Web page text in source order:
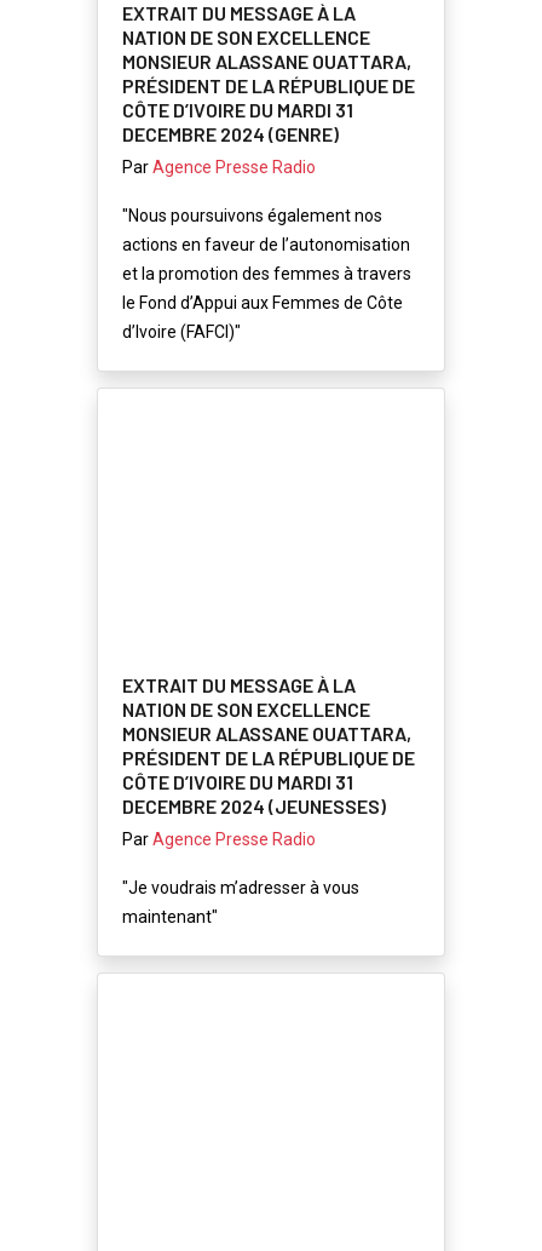
EXTRAIT DU MESSAGE À LA
NATION DE SON EXCELLENCE
MONSIEUR ALASSANE OUATTARA,
PRÉSIDENT DE LA RÉPUBLIQUE DE
CÔTE D’IVOIRE DU MARDI 31
DECEMBRE 2024 (GENRE)
ParAgence Presse Radio
"Nous poursuivons également nos
actions en faveur de l’autonomisation
et la promotion des femmes à travers
le Fond d’Appui aux Femmes de Côte
d’Ivoire (FAFCI)"
EXTRAIT DU MESSAGE À LA
NATION DE SON EXCELLENCE
MONSIEUR ALASSANE OUATTARA,
PRÉSIDENT DE LA RÉPUBLIQUE DE
CÔTE D’IVOIRE DU MARDI 31
DECEMBRE 2024 (JEUNESSES)
ParAgence Presse Radio
"Je voudrais m’adresser à vous
maintenant"